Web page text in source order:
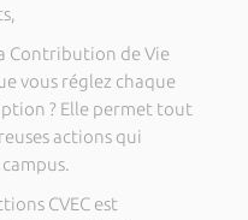
Contribution de Vie
vous réglez chaque
? Elle permet tout
actions qui
CVEC est